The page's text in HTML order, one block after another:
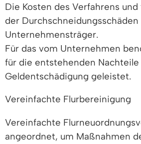
Die Kosten des Verfahrens
der
Unternehmensträger.
Für das vom Unternehmen
für die entstehenden
Geldentschädigung geleistet.
Vereinfachte Flurbereinigung
Vereinfachte
angeordnet, um Maßnahmen